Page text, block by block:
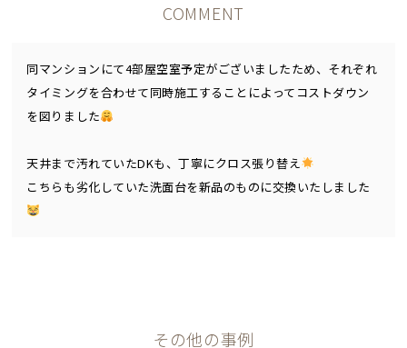
COMMENT
同マンションにて4部屋空室予定がございましたため、それぞれ
タイミングを合わせて同時施工することによってコストダウン
を図りました
天井まで汚れていたDKも、丁寧にクロス張り替え
こちらも劣化していた洗面台を新品のものに交換いたしました
その他の事例